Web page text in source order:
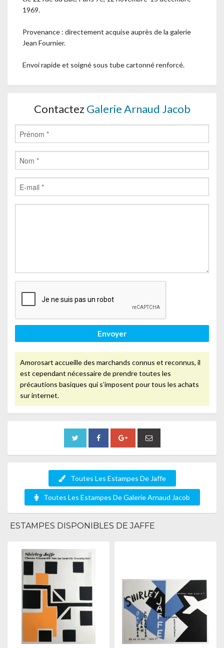
1969.
Provenance : directement acquise auprès de la galerie
Jean Fournier.
Envoi rapide et soigné sous tube cartonné renforcé.
Contactez Galerie Arnaud Jacob
Envoyer
Amorosart accueille des marchands connus et reconnus, il
est cependant nécessaire de prendre toutes les
précautions basiques qui s’imposent pour tous les achats
sur internet.
Toutes Les Estampes De Jaffe
Toutes Les Estampes De Galerie Arnaud Jacob
ESTAMPES DISPONIBLES DE JAFFE